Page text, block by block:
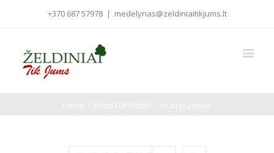
+370 687 57978 | medelynas@zeldiniaitikjums.lt